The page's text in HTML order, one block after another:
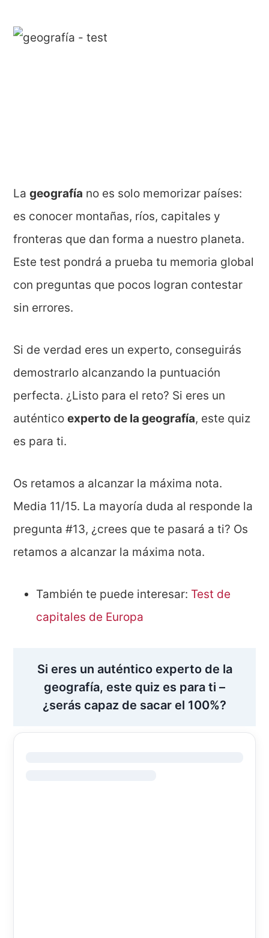
Lageografía no es solo memorizar países:
es conocer montañas, ríos, capitales y
fronteras que dan forma a nuestro planeta.
Este test pondrá a prueba tu memoria global
con preguntas que pocos logran contestar
sin errores.
Si de verdad eres un experto, conseguirás
demostrarlo alcanzando la puntuación
perfecta. ¿Listo para el reto? Si eres un
auténticoexperto de la geografía, este quiz
es para ti.
Os retamos a alcanzar la máxima nota.
Media 11/15. La mayoría duda al responde la
pregunta #13, ¿crees que te pasará a ti? Os
retamos a alcanzar la máxima nota.
También te puede interesar: Test de
capitales de Europa
Si eres un auténtico experto de la
geografía, este quiz es para ti –
¿serás capaz de sacar el 100%?